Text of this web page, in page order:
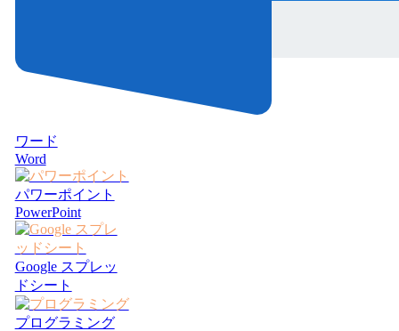
ワード
Word
パワーポイント
PowerPoint
Google スプレッ
ドシート
プログラミング